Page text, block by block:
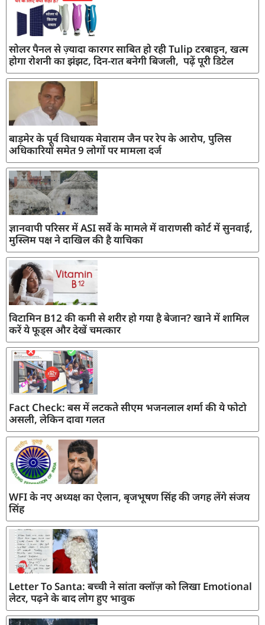
सोलर पैनल से ज़्यादा कारगर साबित हो रही Tulip टरबाइन, खत्म
होगा रोशनी का झंझट, दिन-रात बनेगी बिजली, पढ़ें पूरी डिटेल
बाड़मेर के पूर्व विधायक मेवाराम जैन पर रेप के आरोप, पुलिस
अधिकारियों समेत 9 लोगों पर मामला दर्ज
ज्ञानवापी परिसर में ASI सर्वे के मामले में वाराणसी कोर्ट में सुनवाई,
मुस्लिम पक्ष ने दाखिल की है याचिका
विटामिन B12 की कमी से शरीर हो गया है बेजान? खाने में शामिल
करें ये फूड्स और देखें चमत्कार
Fact Check: बस में लटकते सीएम भजनलाल शर्मा की ये फोटो
असली, लेकिन दावा गलत
WFI के नए अध्यक्ष का ऐलान, बृजभूषण सिंह की जगह लेंगे संजय
सिंह
Letter To Santa: बच्ची ने सांता क्लॉज़ को लिखा Emotional
लेटर, पढ़ने के बाद लोग हुए भावुक